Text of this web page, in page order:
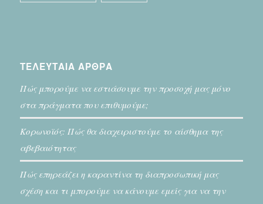
ΤΕΛΕΥΤΑΙΑ ΑΡΘΡΑ
Πώς μπορούμε να εστιάσουμε την προσοχή μας μόνο
στα πράγματα που επιθυμούμε;
Κορωνοϊός: Πώς θα διαχειριστούμε το αίσθημα της
αβεβαιότητας
Πώς επηρεάζει η καραντίνα τη διαπροσωπική μας
σχέση και τι μπορούμε να κάνουμε εμείς για να την